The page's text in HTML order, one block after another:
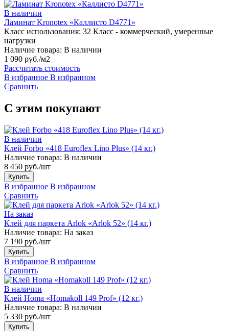
В наличии
Ламинат Kronotex «Каллисто D4771»
Класс использования: 32 Класс - коммерческий, умеренные
нагрузки
Наличие товара: В наличии
1 090 руб./м2
Рассчитать стоимость
В избранное В избранном
Сравнить
С этим покупают
В наличии
Клей Forbo «418 Euroflex Lino Plus» (14 кг.)
Наличие товара: В наличии
8 450 руб./шт
Купить
В избранное В избранном
Сравнить
На заказ
Клей для паркета Arlok «Arlok 52» (14 кг.)
Наличие товара: На заказ
7 190 руб./шт
Купить
В избранное В избранном
Сравнить
В наличии
Клей Homa «Homakoll 149 Prof» (12 кг.)
Наличие товара: В наличии
5 330 руб./шт
Купить